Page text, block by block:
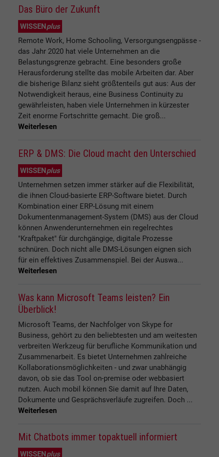
Das Büro der Zukunft
WISSEN plus
Remote Work, Home Schooling, Versorgungsengpässe -
das Jahr 2020 hat viele Unternehmen an die
Belastungsgrenze gebracht. Eine besonders große
Herausforderung stellte das mobile Arbeiten dar. Aber
die bisherige Bilanz sieht größtenteils gut aus: Aus der
Notwendigkeit heraus, eine Business Continuity zu
gewährleisten, haben viele Unternehmen in kürzester
Zeit enorme Fortschritte gemacht. Die groß...
Weiterlesen
ERP & DMS: Die Cloud macht den Unterschied
WISSENplus
Unternehmen setzen immer stärker auf die Flexibilität,
die ihnen Cloud-basierte ERP-Software bietet. Durch
Kombination einer ERP-Lösung mit einem
Dokumentenmanagement-System (DMS) aus der Cloud
können Anwenderunternehmen ein regelrechtes
"Kraftpaket" für durchgängige, digitale Prozesse
schnüren. Doch nicht alle DMS-Lösungen eignen sich
für ein effektives Zusammenspiel. Bei der Auswa...
Weiterlesen
Was kann Microsoft Teams leisten? Ein
Überblick!
Microsoft Teams, der Nachfolger von Skype for
Business, gehört zu den beliebtesten und am weitesten
verbreiten Werkzeug für berufliche Kommunikation und
Zusammenarbeit. Es bietet Unternehmen zahlreiche
Kollaborationsmöglichkeiten - und zwar unabhängig
davon, ob sie das Tool on-premise oder webbasiert
nutzen. Auch mobil können Sie damit auf Ihre Daten,
Dokumente und Gesprächsverläufe zugreifen. Doch ...
Weiterlesen
Mit Chatbots immer topaktuell informiert
WISSENplus